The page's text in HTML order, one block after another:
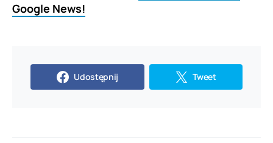
Google News!
Udostępnij Tweet